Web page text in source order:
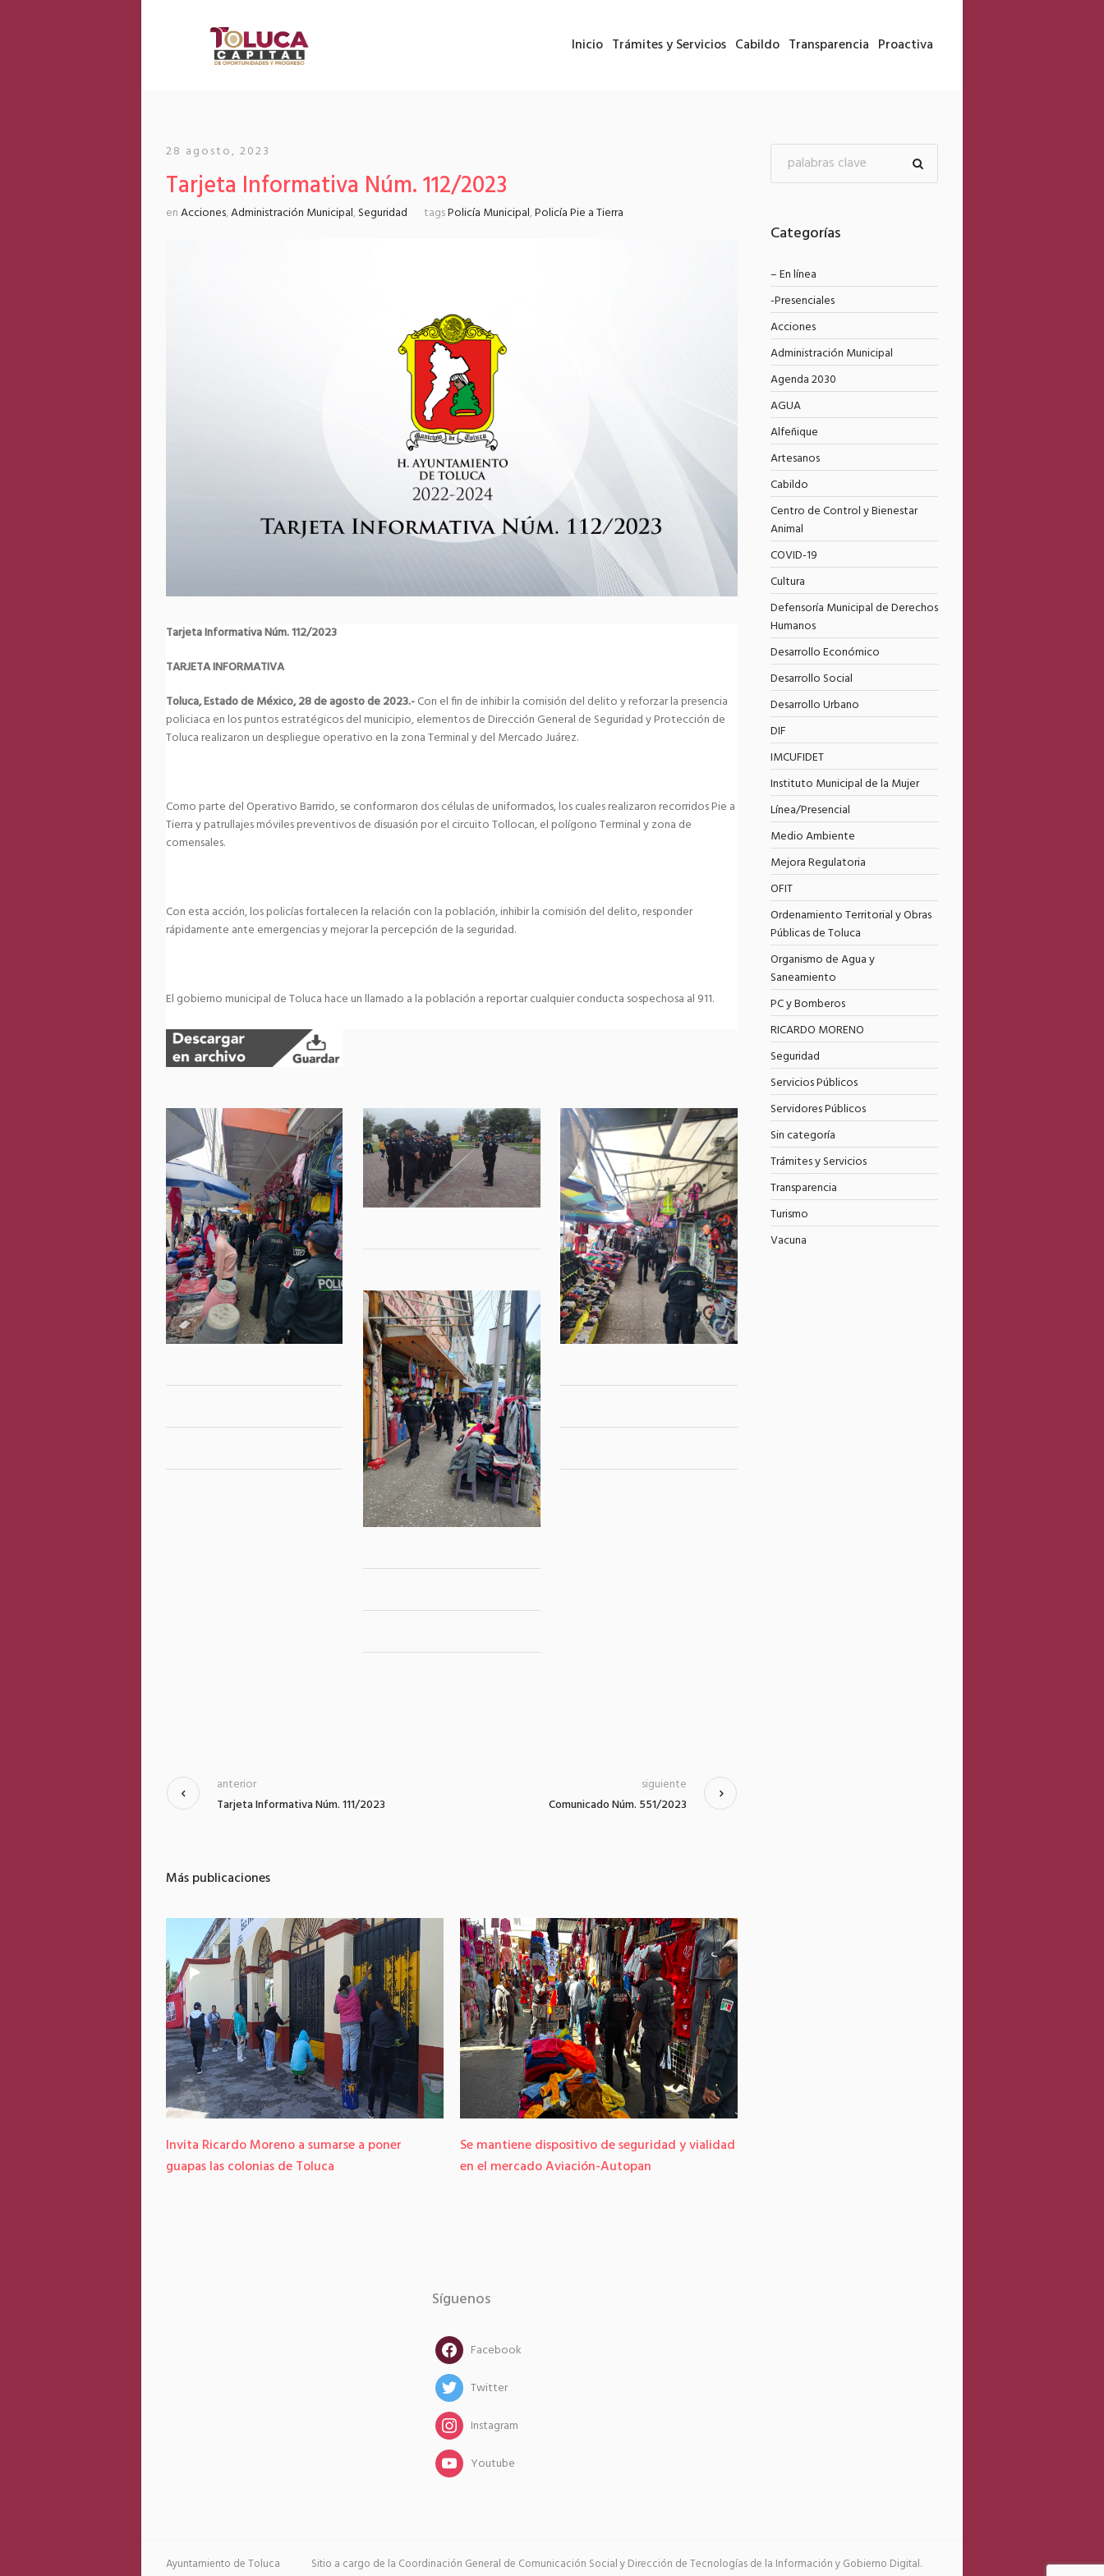
Inicio Trámites y Servicios Cabildo Transparencia Proactiva
28 agosto, 2023
Tarjeta Informativa Núm. 112/2023
enAcciones,Administración Municipal,Seguridad tagsPolicía Municipal,Policía Pie a Tierra
Tarjeta Informativa Núm. 112/2023
TARJETA INFORMATIVA
Toluca, Estado de México, 28 de agosto de 2023.-Con el fin de inhibir la comisión del delito y reforzar la presencia
policiaca en los puntos estratégicos del municipio, elementos de Dirección General de Seguridad y Protección de
Toluca realizaron un despliegue operativo en la zona Terminal y del Mercado Juárez.
Como parte del Operativo Barrido, se conformaron dos células de uniformados, los cuales realizaron recorridos Pie a
Tierra y patrullajes móviles preventivos de disuasión por el circuito Tollocan, el polígono Terminal y zona de
comensales.
Con esta acción, los policías fortalecen la relación con la población, inhibir la comisión del delito, responder
rápidamente ante emergencias y mejorar la percepción de la seguridad.
El gobierno municipal de Toluca hace un llamado a la población a reportar cualquier conducta sospechosa al 911.
Tarjeta Informativa Núm. 111/2023
anterior
Comunicado Núm. 551/2023
siguiente
Más publicaciones
Invita Ricardo Moreno a sumarse a poner
guapas las colonias de Toluca
Se mantiene dispositivo de seguridad y vialidad
en el mercado Aviación-Autopan
Categorías
– En línea
-Presenciales
Acciones
Administración Municipal
Agenda 2030
AGUA
Alfeñique
Artesanos
Cabildo
Centro de Control y Bienestar
Animal
COVID-19
Cultura
Defensoría Municipal de Derechos
Humanos
Desarrollo Económico
Desarrollo Social
Desarrollo Urbano
DIF
IMCUFIDET
Instituto Municipal de la Mujer
Línea/Presencial
Medio Ambiente
Mejora Regulatoria
OFIT
Ordenamiento Territorial y Obras
Públicas de Toluca
Organismo de Agua y
Saneamiento
PC y Bomberos
RICARDO MORENO
Seguridad
Servicios Públicos
Servidores Públicos
Sin categoría
Trámites y Servicios
Transparencia
Turismo
Vacuna
Síguenos
facebookFacebook
twitterTwitter
instagramInstagram
instagramYoutube
Sitio a cargo de la Coordinación General de Comunicación Social y Dirección de Tecnologías de la Información y Gobierno Digital.
Ayuntamiento de Toluca